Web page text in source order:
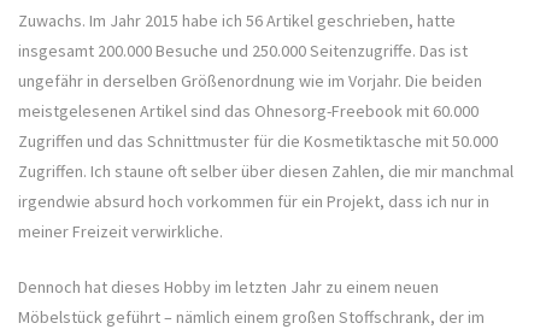
Zuwachs. Im Jahr 2015 habe ich 56 Artikel geschrieben, hatte
insgesamt 200.000 Besuche und 250.000 Seitenzugriffe. Das ist
ungefähr in derselben Größenordnung wie im Vorjahr. Die beiden
meistgelesenen Artikel sind das Ohnesorg-Freebook mit 60.000
Zugriffen und das Schnittmuster für die Kosmetiktasche mit 50.000
Zugriffen. Ich staune oft selber über diesen Zahlen, die mir manchmal
irgendwie absurd hoch vorkommen für ein Projekt, dass ich nur in
meiner Freizeit verwirkliche.
Dennoch hat dieses Hobby im letzten Jahr zu einem neuen
Möbelstück geführt – nämlich einem großen Stoffschrank, der im